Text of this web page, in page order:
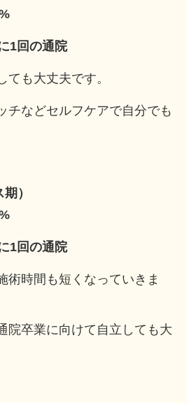
1回の通院
ても大丈夫です。
チなどセルフケアで自分でも
）
1回の通院
術時間も短くなっていきま
院卒業に向けて自立しても大